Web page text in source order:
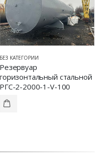
БЕЗ КАТЕГОРИИ
Резервуар
горизонтальный стальной
РГС-2-2000-1-V-100